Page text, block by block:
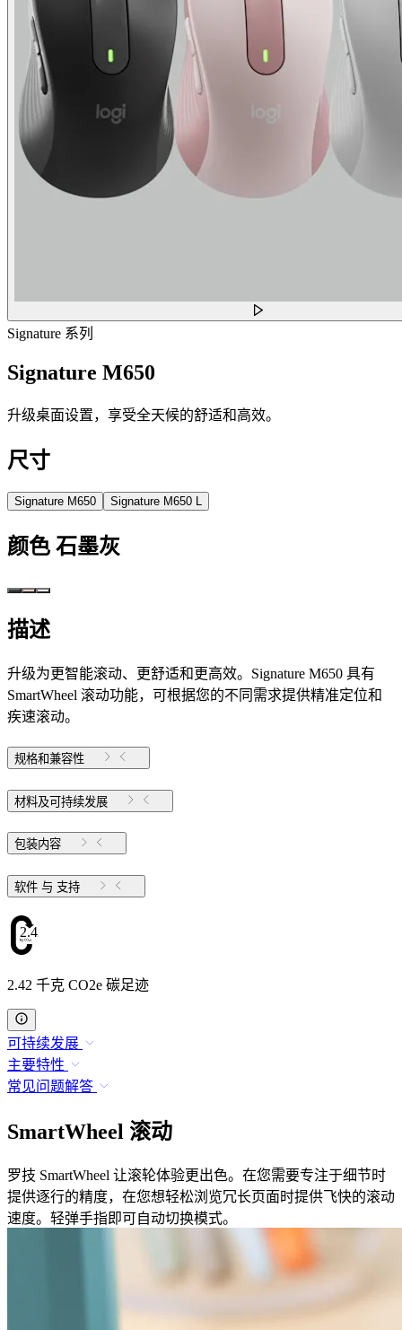
Signature 系列
Signature M650
升级桌面设置，享受全天候的舒适和高效。
尺寸
Signature M650 Signature M650 L
颜色 石墨灰
描述
升级为更智能滚动、更舒适和更高效。Signature M650 具有
SmartWheel 滚动功能，可根据您的不同需求提供精准定位和
疾速滚动。
规格和兼容性
材料及可持续发展
包装内容
软件 与 支持
2.42
2.42 千克 CO2e 碳足迹
可持续发展
主要特性
常见问题解答
SmartWheel 滚动
罗技 SmartWheel 让滚轮体验更出色。在您需要专注于细节时
提供逐行的精度，在您想轻松浏览冗长页面时提供飞快的滚动
速度。轻弹手指即可自动切换模式。